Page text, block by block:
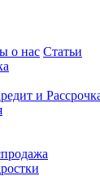
о нас Статьи
и